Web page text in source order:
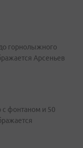
горнолыжного
Арсеньев
фонтаном и 50